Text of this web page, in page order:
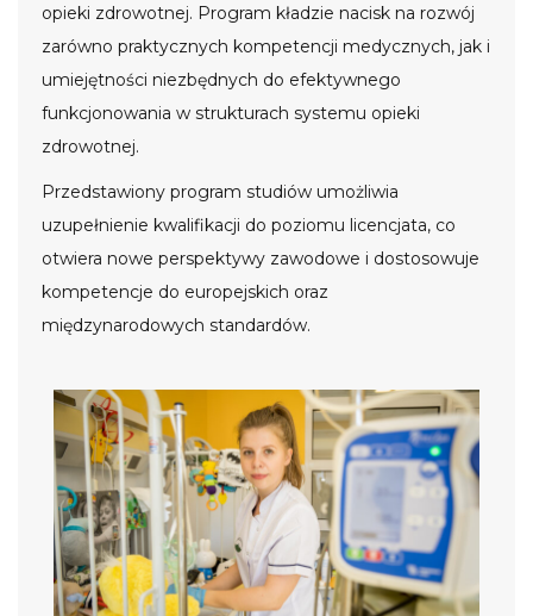
opieki zdrowotnej. Program kładzie nacisk na rozwój
zarówno praktycznych kompetencji medycznych, jak i
umiejętności niezbędnych do efektywnego
funkcjonowania w strukturach systemu opieki
zdrowotnej.
Przedstawiony program studiów umożliwia
uzupełnienie kwalifikacji do poziomu licencjata, co
otwiera nowe perspektywy zawodowe i dostosowuje
kompetencje do europejskich oraz
międzynarodowych standardów.